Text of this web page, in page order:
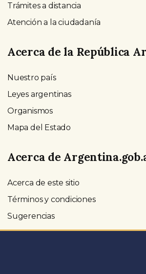
Trámites a distancia
Atención a la ciudadanía
Acerca de la República
Nuestro país
Leyes argentinas
Organismos
Mapa del Estado
Acerca de
Acerca de este sitio
Términos y condiciones
Sugerencias